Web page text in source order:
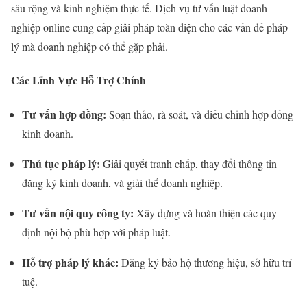
sâu rộng và kinh nghiệm thực tế. Dịch vụ tư vấn luật doanh
nghiệp online cung cấp giải pháp toàn diện cho các vấn đề pháp
lý mà doanh nghiệp có thể gặp phải.
Các Lĩnh Vực Hỗ Trợ Chính
Tư vấn hợp đồng: Soạn thảo, rà soát, và điều chỉnh hợp đồng
kinh doanh.
Thủ tục pháp lý: Giải quyết tranh chấp, thay đổi thông tin
đăng ký kinh doanh, và giải thể doanh nghiệp.
Tư vấn nội quy công ty: Xây dựng và hoàn thiện các quy
định nội bộ phù hợp với pháp luật.
Hỗ trợ pháp lý khác: Đăng ký bảo hộ thương hiệu, sở hữu trí
tuệ.